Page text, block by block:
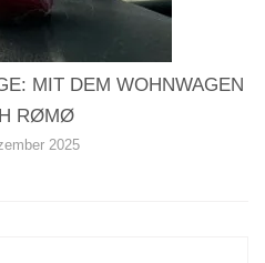
MIT DEM WOHNWAGEN
RØMØ
2025